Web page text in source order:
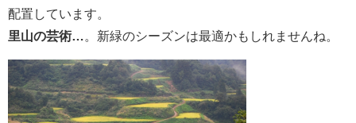
配置しています。
里山の芸術…
。新緑のシーズンは最適かもしれませんね。